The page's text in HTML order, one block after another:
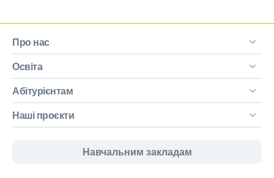
Про нас
Освіта
Абітурієнтам
Наші проєкти
Навчальним закладам